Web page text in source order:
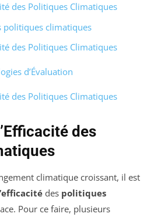
des Politiques Climatiques
politiques climatiques
des Politiques Climatiques
d’Évaluation
des Politiques Climatiques
des
climatique croissant, il est
des politiques
Pour ce faire, plusieurs